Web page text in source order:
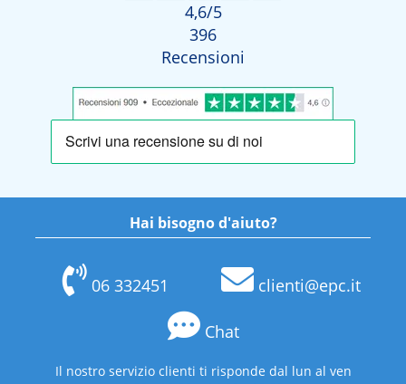
4,6/5
396
Recensioni
Hai bisogno d'aiuto?
06 332451 clienti@epc.it
Chat
Il nostro servizio clienti ti risponde dal lun al ven